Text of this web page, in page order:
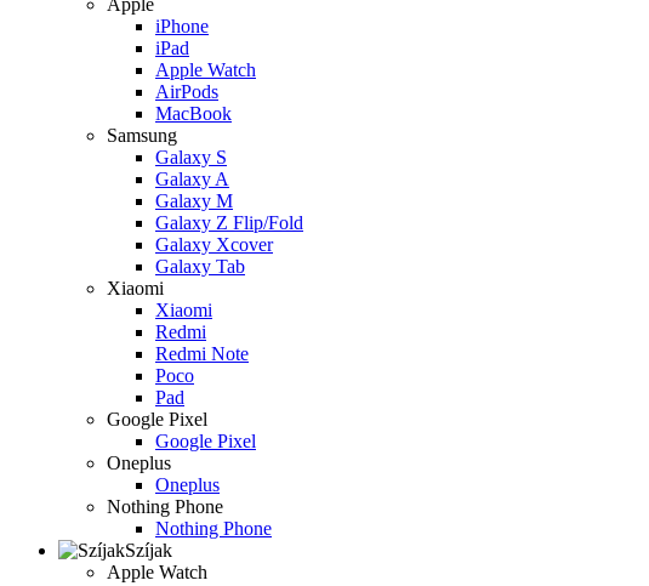
Apple
iPhone
iPad
Apple Watch
AirPods
MacBook
Samsung
Galaxy S
Galaxy A
Galaxy M
Galaxy Z Flip/Fold
Galaxy Xcover
Galaxy Tab
Xiaomi
Xiaomi
Redmi
Redmi Note
Poco
Pad
Google Pixel
Google Pixel
Oneplus
Oneplus
Nothing Phone
Nothing Phone
Szíjak
Apple Watch